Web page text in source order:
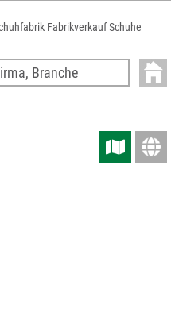
Fabrikverkauf Schuhe